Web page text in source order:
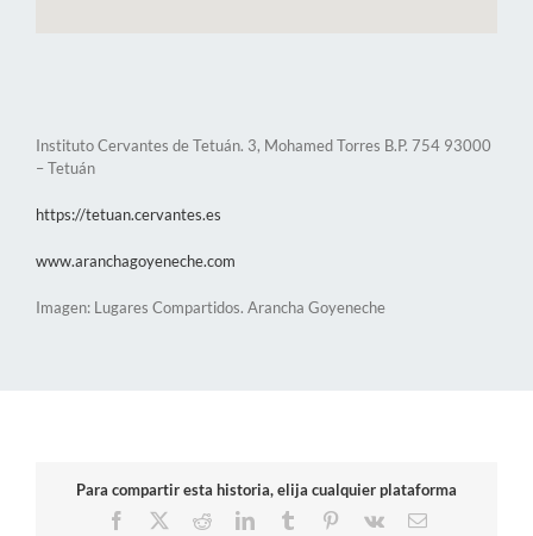
Instituto Cervantes de Tetuán. 3, Mohamed Torres B.P. 754 93000
– Tetuán
https://tetuan.cervantes.es
www.aranchagoyeneche.com
Imagen: Lugares Compartidos. Arancha Goyeneche
Para compartir esta historia, elija cualquier plataforma
Facebook
RedditLinkedInTumblr Pinterest
Vk
Correo